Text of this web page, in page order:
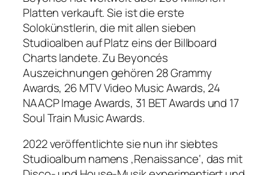
Platten verkauft. Sie ist die erste
Solokünstlerin, die mit allen sieben
Studioalben auf Platz eins der Billboard
Charts landete. Zu Beyoncés
Auszeichnungen gehören 28 Grammy
Awards, 26 MTV Video Music Awards, 24
NAACP Image Awards, 31 BET Awards und 17
Soul Train Music Awards.
2022 veröffentlichte sie nun ihr siebtes
Studioalbum namens ‚Renaissance‘, das mit